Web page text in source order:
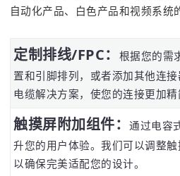
自动化产品、白色产品和视频系统
定制排线/FPC：
根据您的需
置和引脚排列，或者添加其他连
电缆解决方案，使您的连接更加精
触摸屏附加组件：通过电容
升您的用户体验。我们可以调整触
以确保完美适配您的设计。